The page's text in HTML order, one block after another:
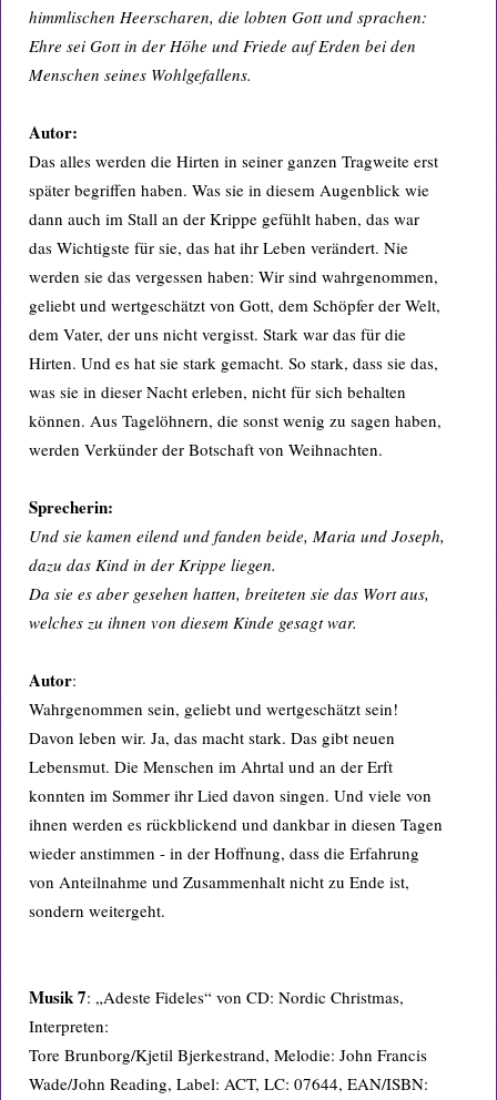
himmlischen Heerscharen, die lobten Gott und sprachen:
Ehre sei Gott in der Höhe und Friede auf Erden bei den
Menschen seines Wohlgefallens.
Autor:
Das alles werden die Hirten in seiner ganzen Tragweite erst
später begriffen haben. Was sie in diesem Augenblick wie
dann auch im Stall an der Krippe gefühlt haben, das war
das Wichtigste für sie, das hat ihr Leben verändert. Nie
werden sie das vergessen haben: Wir sind wahrgenommen,
geliebt und wertgeschätzt von Gott, dem Schöpfer der Welt,
dem Vater, der uns nicht vergisst. Stark war das für die
Hirten. Und es hat sie stark gemacht. So stark, dass sie das,
was sie in dieser Nacht erleben, nicht für sich behalten
können. Aus Tagelöhnern, die sonst wenig zu sagen haben,
werden Verkünder der Botschaft von Weihnachten.
Sprecherin:
Und sie kamen eilend und fanden beide, Maria und Joseph,
dazu das Kind in der Krippe liegen.
Da sie es aber gesehen hatten, breiteten sie das Wort aus,
welches zu ihnen von diesem Kinde gesagt war.
Autor:
Wahrgenommen sein, geliebt und wertgeschätzt sein!
Davon leben wir. Ja, das macht stark. Das gibt neuen
Lebensmut. Die Menschen im Ahrtal und an der Erft
konnten im Sommer ihr Lied davon singen. Und viele von
ihnen werden es rückblickend und dankbar in diesen Tagen
wieder anstimmen - in der Hoffnung, dass die Erfahrung
von Anteilnahme und Zusammenhalt nicht zu Ende ist,
sondern weitergeht.
Musik 7: „Adeste Fideles“ von CD: Nordic Christmas,
Interpreten:
Tore Brunborg/Kjetil Bjerkestrand, Melodie: John Francis
Wade/John Reading, Label: ACT, LC: 07644, EAN/ISBN: